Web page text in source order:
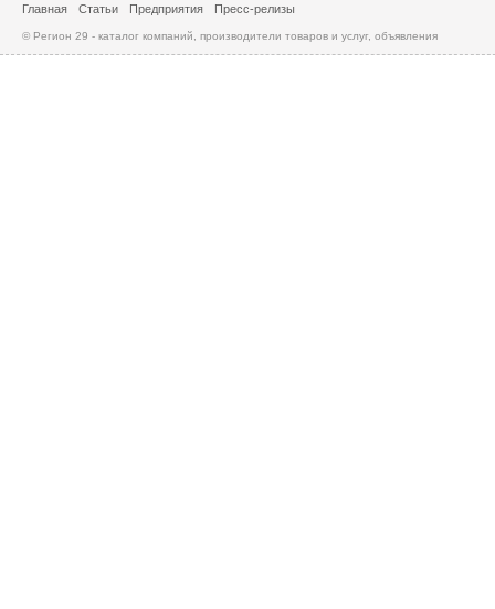
Главная Статьи Предприятия Пресс-релизы
© Регион 29 - каталог компаний, производители товаров и услуг, объявления